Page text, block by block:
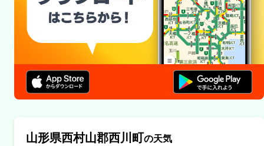
山形県西村山郡西川町の天気